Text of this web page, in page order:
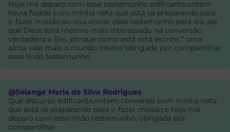
Hoje me deparo com esse testemunho edificante,ontem
havia falado com minha neta que está se preparando para
ir fazer missão,eu vou enviar esse testemunho para ela ,sei
que Deus está mesmo mais interessado na conversão
verdadeira a Ele,, porque como está está escrito " uma
alma vale mais o mundo inteiro"obrigada por compartilhar
esse lindo testemunho.
@Solange Maria da Silva Rodrigues
Que discurso edificante,ontem conversei com minha neta
que está se preparando para ir fazer missão,e hoje me
deparo com esse lindo testemunho, obrigada por
compartilhar.